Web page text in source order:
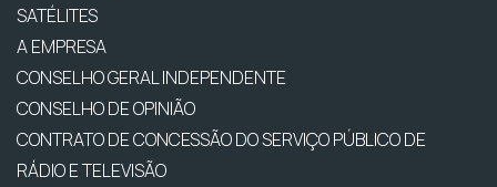
SATÉLITES
A EMPRESA
CONSELHO GERAL INDEPENDENTE
CONSELHO DE OPINIÃO
CONTRATO DE CONCESSÃO DO SERVIÇO PÚBLICO DE
RÁDIO E TELEVISÃO